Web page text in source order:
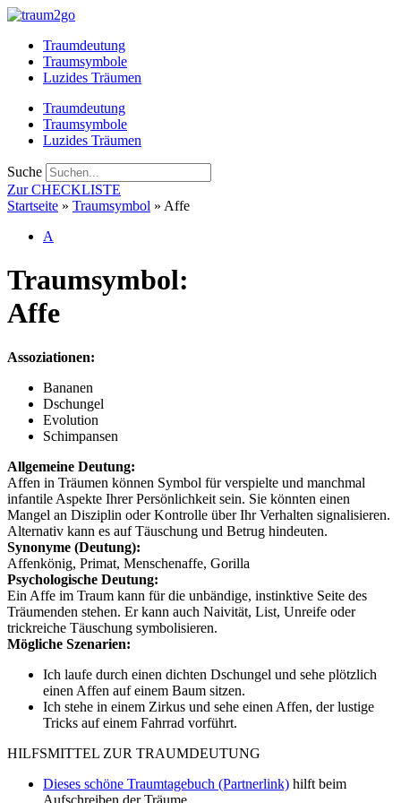
Zum
springenTraumdeutung
Traumsymbole
Luzides Träumen
Traumdeutung
Traumsymbole
Luzides Träumen
Suche
Zur CHECKLISTE
Startseite » Traumsymbol » Affe
A
Traumsymbol:
Affe
Assoziationen:
Bananen
Dschungel
Evolution
Schimpansen
Allgemeine Deutung:
Affen in Träumen können Symbol für verspielte und manchmal
infantile Aspekte Ihrer Persönlichkeit sein. Sie könnten einen
Mangel an Disziplin oder Kontrolle über Ihr Verhalten signalisieren.
Alternativ kann es auf Täuschung und Betrug hindeuten.
Synonyme (Deutung):
Affenkönig, Primat, Menschenaffe, Gorilla
Psychologische Deutung:
Ein Affe im Traum kann für die unbändige, instinktive Seite des
Träumenden stehen. Er kann auch Naivität, List, Unreife oder
trickreiche Täuschung symbolisieren.
Mögliche Szenarien:
Ich laufe durch einen dichten Dschungel und sehe plötzlich
einen Affen auf einem Baum sitzen.
Ich stehe in einem Zirkus und sehe einen Affen, der lustige
Tricks auf einem Fahrrad vorführt.
HILFSMITTEL ZUR TRAUMDEUTUNG
Dieses schöne Traumtagebuch (Partnerlink) hilft beim
Aufschreiben der Träume.